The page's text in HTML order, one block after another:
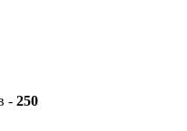
- 250